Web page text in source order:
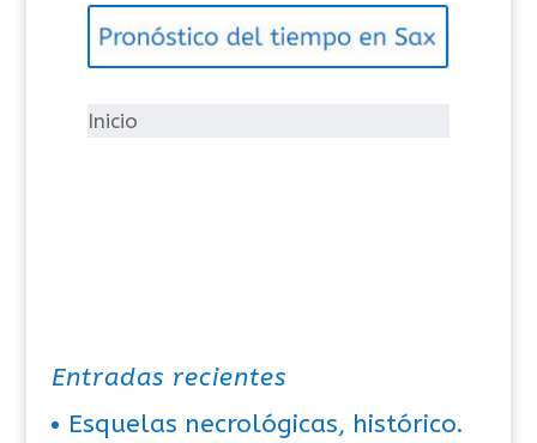
g
íInicio
Entradas recientes
Esquelas necrológicas, histórico.